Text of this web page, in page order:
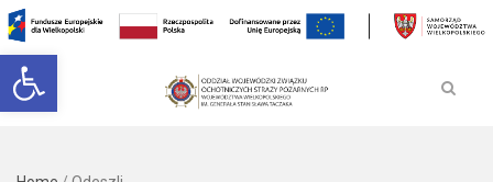
Open toolbar